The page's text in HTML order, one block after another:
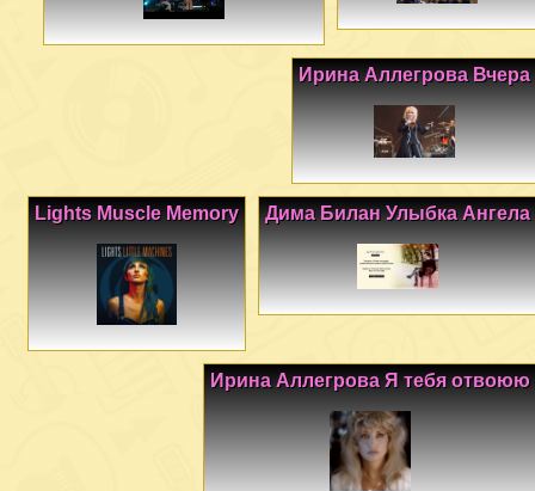
Ирина Аллегрова Вчера
Дима Билан Улыбка Ангела
Lights Muscle Memory
Ирина Аллегрова Я тебя отвоюю